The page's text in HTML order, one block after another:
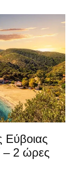
Εύβοιας
– 2 ώρες